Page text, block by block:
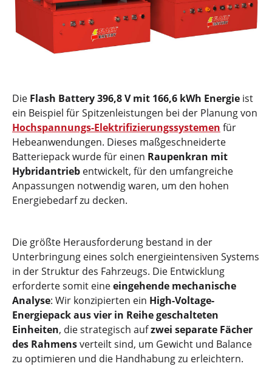
Die Flash Battery 396,8 V mit 166,6 kWh Energie ist
ein Beispiel für Spitzenleistungen bei der Planung von
Hochspannungs-Elektrifizierungssystemen für
Hebeanwendungen. Dieses maßgeschneiderte
Batteriepack wurde für einen Raupenkran mit
Hybridantrieb entwickelt, für den umfangreiche
Anpassungen notwendig waren, um den hohen
Energiebedarf zu decken.
Die größte Herausforderung bestand in der
Unterbringung eines solch energieintensiven Systems
in der Struktur des Fahrzeugs. Die Entwicklung
erforderte somit eineeingehende mechanische
Analyse: Wir konzipierten ein High-Voltage-
Energiepack aus vier in Reihe geschalteten
Einheiten, die strategisch aufzwei separate Fächer
des Rahmensverteilt sind, um Gewicht und Balance
zu optimieren und die Handhabung zu erleichtern.